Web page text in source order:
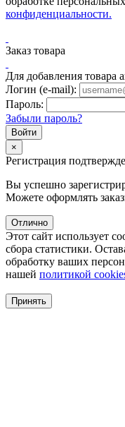
конфиденциальности.
Заказ товара
Для добавления товара
Логин (e-mail):
Пароль:
Забыли пароль?
×
Регистрация
Вы успешно
Можете оформлять
Отлично
Этот сайт использует
сбора статистики.
обработку ваших
нашей политикой
Принять